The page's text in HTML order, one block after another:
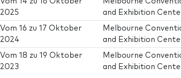
2025
and Exhibition
Vom16 zu17 Oktober
2024
Melbourne
and Exhibition
Vom18 zu19 Oktober
2023
Melbourne
and Exhibition